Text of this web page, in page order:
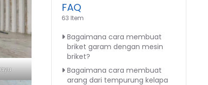
FAQ
63 Item
Bagaimana cara membuat
briket garam dengan mesin
briket?
Bagaimana cara membuat
arang dari tempurung kelapa